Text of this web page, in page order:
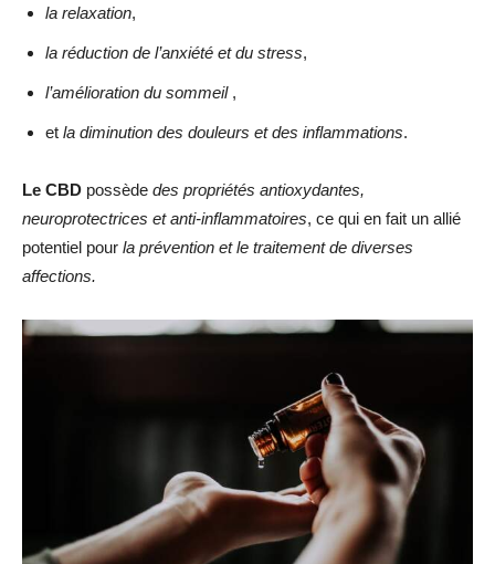
la relaxation,
la réduction de l’anxiété et du stress,
l’amélioration du sommeil,
et la diminution des douleurs et des inflammations.
Le CBD possède des propriétés antioxydantes,
neuroprotectrices et anti-inflammatoires, ce qui en fait un allié
potentiel pour la prévention et le traitement de diverses
affections.